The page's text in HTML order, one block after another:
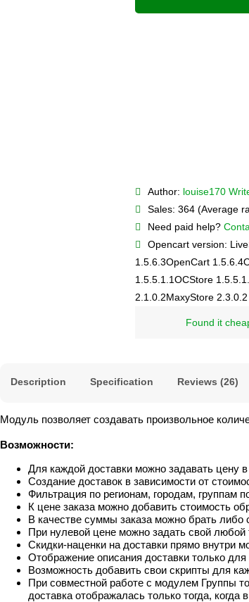
Author: louise170
Sales: 364 (Average
Need paid help?
Opencart version:
1.5.6.3OpenCart 1.5.6.4
1.5.5.1.1OCStore
2.1.0.2MaxyStore 2.3.0.2
Found it
Description Specification Reviews (26)
Модуль позволяет создавать произвольное
Возможности:
Для каждой доставки можно задавать цену
Создание доставок в зависимости от
Фильтрация по регионам, городам, группам
К цене заказа можно добавить стоимость
В качестве суммы заказа можно брать либо
При нулевой цене можно задать свой любой
Скидки-наценки на доставки прямо внутри
Отображение описания доставки только
Возможность добавить свои скрипты для
При совместной работе с модулем Группы
доставка отображалась только тогда, когда